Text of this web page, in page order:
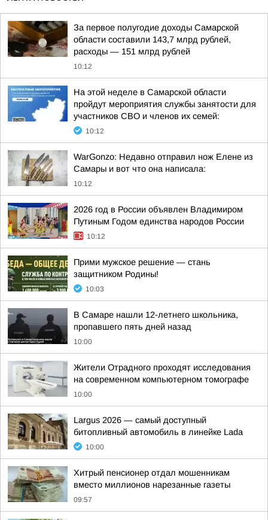
За первое полугодие доходы Самарской
области составили 143,7 млрд рублей,
расходы — 151 млрд рублей
10:12
На этой неделе в Самарской области
пройдут мероприятия службы занятости для
участников СВО и членов их семей:
10:12
WarGonzo: Недавно отправил нож Елене из
Самары и вот что она написала:
10:12
2026 год в России объявлен Владимиром
Путиным Годом единства народов России
10:12
Прими мужское решение — стань
защитником Родины!
10:03
В Самаре нашли 12-летнего школьника,
пропавшего пять дней назад
10:00
Жители Отрадного проходят исследования
на современном компьютерном томографе
10:00
Largus 2026 — самый доступный
битопливный автомобиль в линейке Lada
10:00
Хитрый пенсионер отдал мошенникам
вместо миллионов нарезанные газеты
09:57